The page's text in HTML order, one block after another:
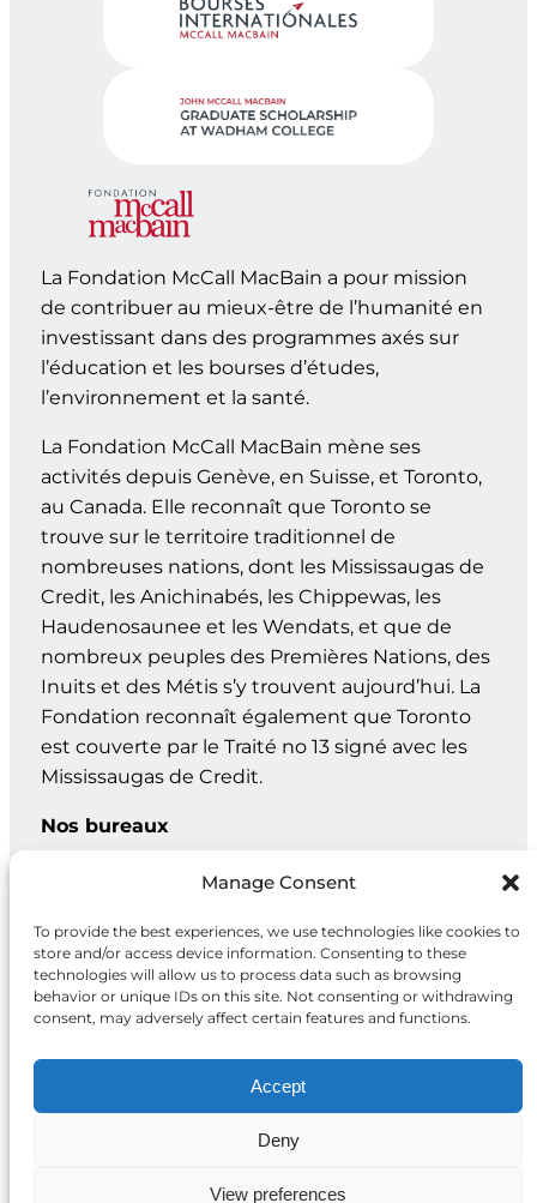
Manage Consent
To provide the best experiences, we use technologies like cookies to
store and/or access device information. Consenting to these
technologies will allow us to process data such as browsing
behavior or unique IDs on this site. Not consenting or withdrawing
consent, may adversely affect certain features and functions.
Accept
Deny
View preferences
La Fondation McCall MacBain a pour mission
de contribuer au mieux-être de l’humanité en
investissant dans des programmes axés sur
l’éducation et les bourses d’études,
l’environnement et la santé.
La Fondation McCall MacBain mène ses
activités depuis Genève, en Suisse, et Toronto,
au Canada. Elle reconnaît que Toronto se
trouve sur le territoire traditionnel de
nombreuses nations, dont les Mississaugas de
Credit, les Anichinabés, les Chippewas, les
Haudenosaunee et les Wendats, et que de
nombreux peuples des Premières Nations, des
Inuits et des Métis s’y trouvent aujourd’hui. La
Fondation reconnaît également que Toronto
est couverte par le Traité no 13 signé avec les
Mississaugas de Credit.
Nos bureaux
Genève : C.P. 202 – 1211 Genève 12, Suisse
Facebook X Instagram LinkedIn
Politique de